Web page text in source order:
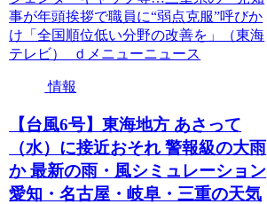
事が年頭挨拶で職員に“弱点克服”呼びか
け「全国順位低い分野の改善を」（東海
テレビ） ｄメニューニュース
情報
【台風6号】東海地方 あさって
（水）に接近おそれ 警報級の大雨
か 最新の雨・風シミュレーション
愛知・名古屋・岐阜・三重の天気